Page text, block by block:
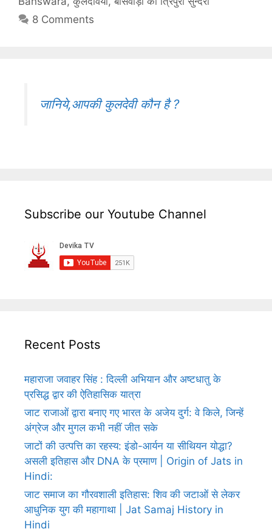
8 Comments
जानिये,आपकी कुलदेवी कौन है ?
Subscribe our Youtube Channel
Recent Posts
महाराजा जवाहर सिंह : दिल्ली अभियान और अष्टधातु के
प्रसिद्ध द्वार की ऐतिहासिक यात्रा
जाट राजाओं द्वारा बनाए गए भारत के अजेय दुर्ग: वे किले, जिन्हें
अंग्रेज और मुगल कभी नहीं जीत सके
जाटों की उत्पत्ति का रहस्य: इंडो-आर्यन या सीथियन योद्धा?
असली इतिहास और DNA के प्रमाण | Origin of Jats in
Hindi:
जाट समाज का गौरवशाली इतिहास: शिव की जटाओं से लेकर
आधुनिक युग की महागाथा | Jat Samaj History in
Hindi